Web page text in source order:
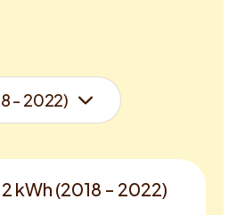
kWh (2018 - 2022)